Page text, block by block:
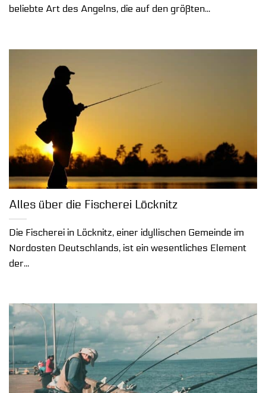
beliebte Art des Angelns, die auf den größten...
Alles über die Fischerei Löcknitz
Die Fischerei in Löcknitz, einer idyllischen Gemeinde im
Nordosten Deutschlands, ist ein wesentliches Element
der...